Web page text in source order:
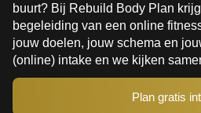
buurt? Bij Rebuild Body Plan
begeleiding van een online
jouw doelen, jouw schema en
(online) intake en we kijken
Plan gratis